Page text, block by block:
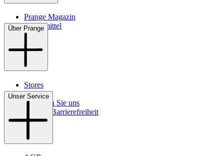
Prange Magazin
Pflegemittel
Über Prange
Stores
Kontakt
So finden Sie uns
Digitale Barrierefreiheit
Unser Service